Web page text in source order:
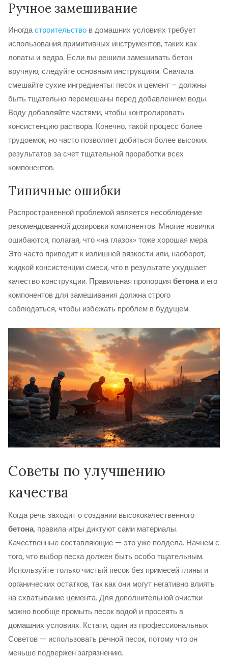
Ручное замешивание
Иногдастроительство в домашних условиях требует
использования примитивных инструментов, таких как
лопаты и ведра. Если вы решили замешивать бетон
вручную, следуйте основным инструкциям. Сначала
смешайте сухие ингредиенты: песок и цемент – должны
быть тщательно перемешаны перед добавлением воды.
Воду добавляйте частями, чтобы контролировать
консистенцию раствора. Конечно, такой процесс более
трудоемок, но часто позволяет добиться более высоких
результатов за счет тщательной проработки всех
компонентов.
Типичные ошибки
Распространенной проблемой является несоблюдение
рекомендованной дозировки компонентов. Многие новички
ошибаются, полагая, что «на глазок» тоже хорошая мера.
Это часто приводит к излишней вязкости или, наоборот,
жидкой консистенции смеси, что в результате ухудшает
качество конструкции. Правильная пропорция бетонаи его
компонентов для замешивания должна строго
соблюдаться, чтобы избежать проблем в будущем.
Советы по улучшению
качества
Когда речь заходит о создании высококачественного
бетона, правила игры диктуют сами материалы.
Качественные составляющие — это уже полдела. Начнем с
того, что выбор песка должен быть особо тщательным.
Используйте только чистый песок без примесей глины и
органических остатков, так как они могут негативно влиять
на схватывание цемента. Для дополнительной очистки
можно вообще промыть песок водой и просеять в
домашних условиях. Кстати, один из профессиональных
Советов — использовать речной песок, потому что он
меньше подвержен загрязнению.